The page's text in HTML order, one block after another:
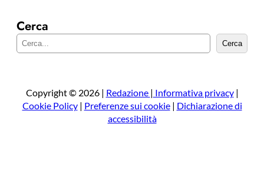
Cerca
e
a
Cerca
Copyright © 2026 | Redazione | Informativa privacy|
Cookie Policy| Preferenze sui cookie| Dichiarazione di
accessibilità